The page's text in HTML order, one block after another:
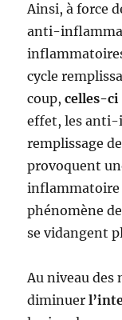
Ainsi, à force
anti-
cycle
coup,celles-ci
effet, les
remplissage
provoquent
inflammatoire
phénomène
se vidangent
Au niveau des
diminuer